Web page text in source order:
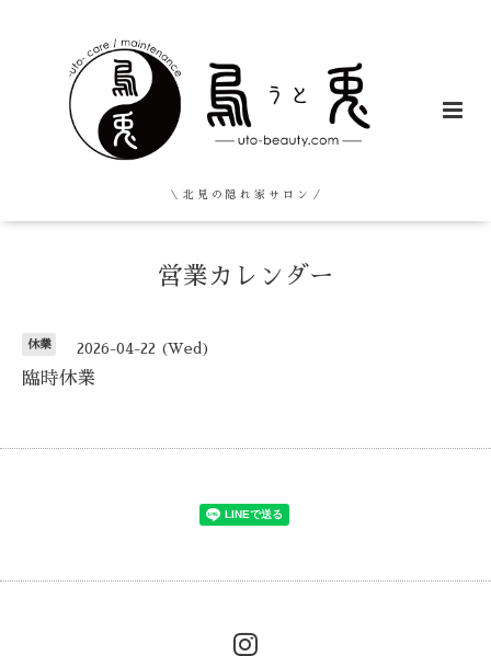
＼ 北 見 の 隠 れ 家 サ ロ ン ／
営業カレンダー
休業 2026-04-22 (Wed)
臨時休業